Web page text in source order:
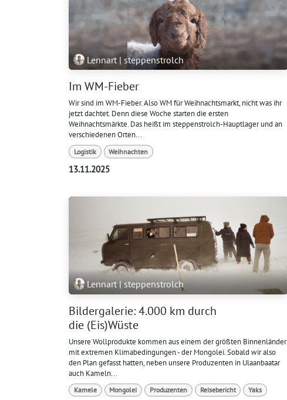
Lennart | steppenstrolch
Im WM-Fieber
Wir sind im WM-Fieber. Also WM für Weihnachtsmarkt, nicht was ihr
jetzt dachtet. Denn diese Woche starten die ersten
Weihnachtsmärkte. Das heißt im steppenstrolch-Hauptlager und an
verschiedenen Orten...
Logistik Weihnachten
13.11.2025
Lennart | steppenstrolch
Bildergalerie: 4.000 km durch
die (Eis)Wüste
Unsere Wollprodukte kommen aus einem der größten Binnenländer
mit extremen Klimabedingungen - der Mongolei. Sobald wir also
den Plan gefasst hatten, neben unsere Produzenten in Ulaanbaatar
auch Kameln...
Kamele Mongolei Produzenten Reisebericht Yaks